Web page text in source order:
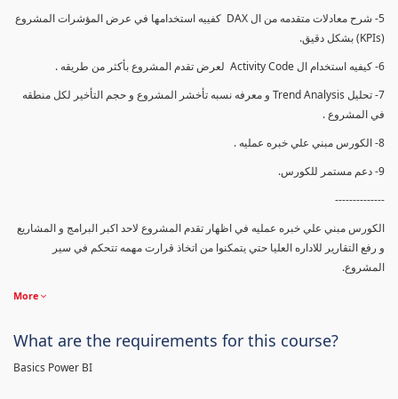
5- شرح معادلات متقدمه من ال DAX كفييه استخدامها في عرض المؤشرات المشروع
(KPIs) بشكل دقيق.
6- كيفيه استخدام ال Activity Code لعرض تقدم المشروع بأكثر من طريقه .
7- تحليل Trend Analysis و معرفه نسبه تأخشر المشروع و حجم التأخير لكل منطقه
في المشروع .
8- الكورس مبني علي خبره عمليه .
9- دعم مستمر للكورس.
--------------
الكورس مبني علي خبره عمليه في اظهار تقدم المشروع لاحد اكبر البرامج و المشاريع
و رفع التقارير للاداره العليا حتي يتمكنوا من اتخاذ قرارت مهمه تتحكم في سير
المشروع.
More
What are the requirements for this course?
Basics Power BI